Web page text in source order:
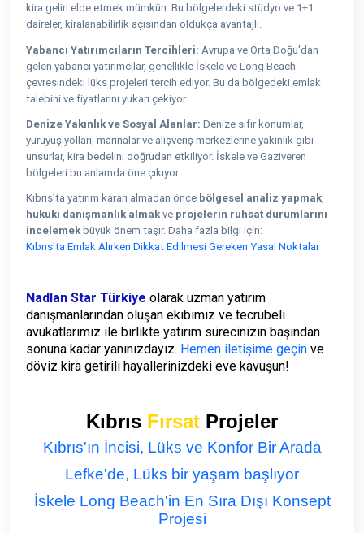
kira geliri elde etmek mümkün. Bu bölgelerdeki stüdyo ve 1+1
daireler, kiralanabilirlik açısından oldukça avantajlı.
Yabancı Yatırımcıların Tercihleri: Avrupa ve Orta Doğu'dan
gelen yabancı yatırımcılar, genellikle İskele ve Long Beach
çevresindeki lüks projeleri tercih ediyor. Bu da bölgedeki emlak
talebini ve fiyatlarını yukarı çekiyor.
Denize Yakınlık ve Sosyal Alanlar: Denize sıfır konumlar,
yürüyüş yolları, marinalar ve alışveriş merkezlerine yakınlık gibi
unsurlar, kira bedelini doğrudan etkiliyor. İskele ve Gaziveren
bölgeleri bu anlamda öne çıkıyor.
Kıbrıs’ta yatırım kararı almadan önce bölgesel analiz yapmak,
hukuki danışmanlık almakve projelerin ruhsat durumlarını
incelemekbüyük önem taşır. Daha fazla bilgi için:
Kıbrıs'ta Emlak Alırken Dikkat Edilmesi Gereken Yasal Noktalar
Nadlan Star Türkiye olarak uzman yatırım
danışmanlarından oluşan ekibimiz ve tecrübeli
avukatlarımız ile birlikte yatırım sürecinizin başından
sonuna kadar yanınızdayız. Hemen iletişime geçin ve
döviz kira getirili hayallerinizdeki eve kavuşun!
Kıbrıs Fırsat Projeler
Kıbrıs'ın İncisi, Lüks ve Konfor Bir Arada
Lefke'de, Lüks bir yaşam başlıyor
İskele Long Beach'in En Sıra Dışı Konsept
Projesi